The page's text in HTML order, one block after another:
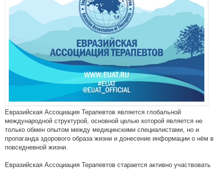
Евразийская Ассоциация Терапевтов является глобальной
международной структурой, основной целью которой является не
только обмен опытом между медицинскими специалистами, но и
пропаганда здорового образа жизни и донесение информации о нём в
повседневной жизни.
Евразийская Ассоциация Терапевтов старается активно участвовать